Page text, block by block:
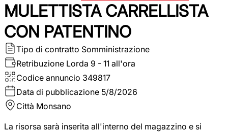
MULETTISTA CARRELLISTA
CON PATENTINO
Tipo di contratto Somministrazione
Retribuzione Lorda 9 - 11 all'ora
Codice annuncio 349817
Data di pubblicazione 5/8/2026
Città Monsano
La risorsa sarà inserita all'interno del magazzino e si